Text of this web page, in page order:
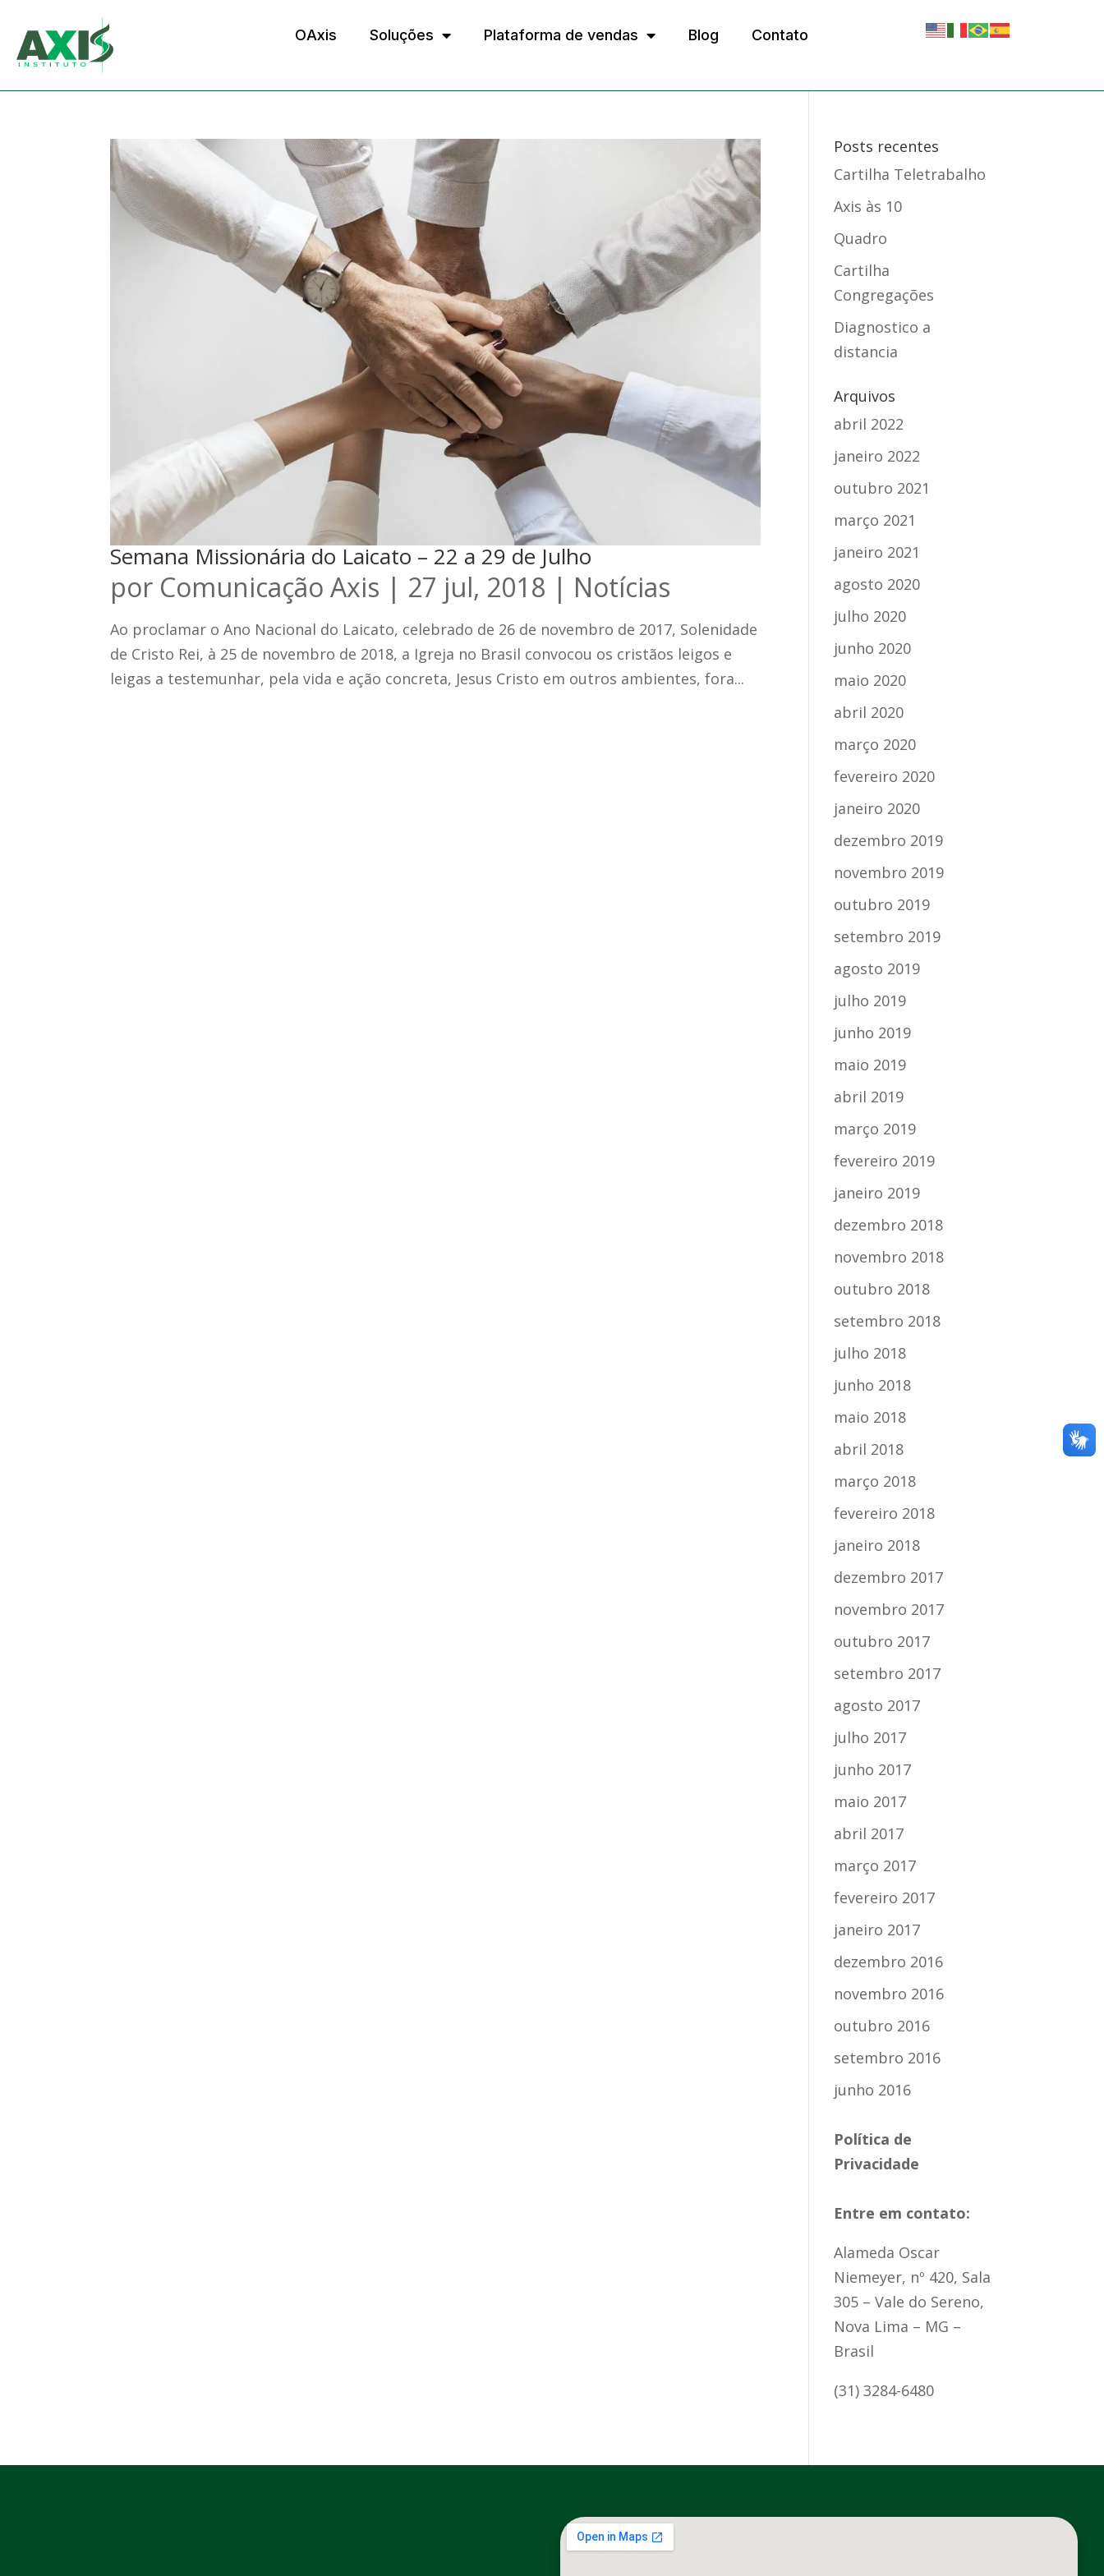
OAxis Soluções Plataforma de vendas Blog Contato
Semana Missionária do Laicato – 22 a 29 de Julho
por Comunicação Axis | 27 jul, 2018 | Notícias
Ao proclamar o Ano Nacional do Laicato, celebrado de 26 de novembro de 2017, Solenidade
de Cristo Rei, à 25 de novembro de 2018, a Igreja no Brasil convocou os cristãos leigos e
leigas a testemunhar, pela vida e ação concreta, Jesus Cristo em outros ambientes, fora...
Posts recentes
Cartilha Teletrabalho
Axis às 10
Quadro
Cartilha
Congregações
Diagnostico a
distancia
Arquivos
abril 2022
janeiro 2022
outubro 2021
março 2021
janeiro 2021
agosto 2020
julho 2020
junho 2020
maio 2020
abril 2020
março 2020
fevereiro 2020
janeiro 2020
dezembro 2019
novembro 2019
outubro 2019
setembro 2019
agosto 2019
julho 2019
junho 2019
maio 2019
abril 2019
março 2019
fevereiro 2019
janeiro 2019
dezembro 2018
novembro 2018
outubro 2018
setembro 2018
julho 2018
junho 2018
maio 2018
abril 2018
março 2018
fevereiro 2018
janeiro 2018
dezembro 2017
novembro 2017
outubro 2017
setembro 2017
agosto 2017
julho 2017
junho 2017
maio 2017
abril 2017
março 2017
fevereiro 2017
janeiro 2017
dezembro 2016
novembro 2016
outubro 2016
setembro 2016
junho 2016
Política de
Privacidade
Entre em contato:
Alameda Oscar
Niemeyer, nº 420, Sala
305 – Vale do Sereno,
Nova Lima – MG –
Brasil
(31) 3284-6480